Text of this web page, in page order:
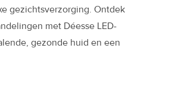
gezichtsverzorging. Ontdek
met Déesse LED-
gezonde huid en een